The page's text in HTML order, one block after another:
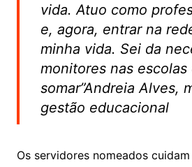
vida. Atuo como
e, agora, entrar na
minha vida. Sei da
monitores nas escolas
somar”Andreia Alves,
gestão educacional
Os servidores nomeados